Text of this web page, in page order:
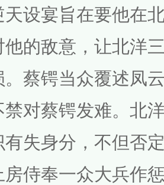
设宴旨在要他在
的敌意，让北洋
。蔡锷当众覆述凤
禁对蔡锷发难。北
失身分，不但否
房侍奉一众大兵作